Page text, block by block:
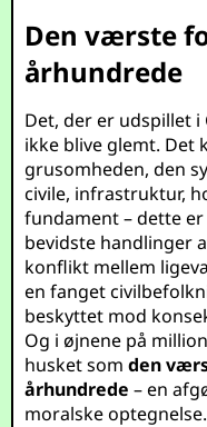
Den værste
århundrede
Det, der er udspillet i
ikke blive glemt. Det
grusomheden, den
civile, infrastruktur,
fundament – dette
bevidste handlinger
konflikt mellem
en fanget
beskyttet mod
Og i øjnene på
husket somden
århundrede – en
moralske optegnelse.